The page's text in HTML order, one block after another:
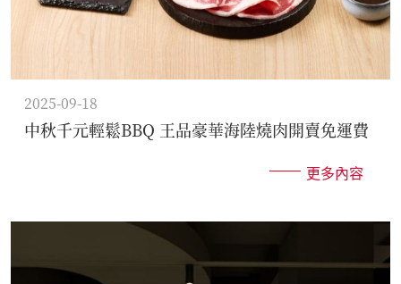
2025-09-18
中秋千元輕鬆BBQ 王品豪華海陸燒肉開賣免運費
更多內容